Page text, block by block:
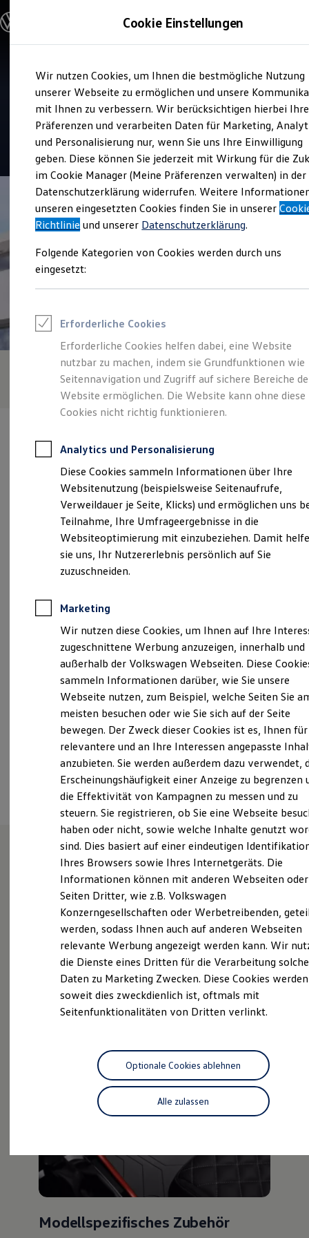
Hauptinhalt
springen
Footer
springen
Modelle und Konfigurator
Modelle vergleichen
Elektroautos
ENERGY Sondermodelle
Nutzfahrzeuge
SUV und CUV
Familienautos
Kombis
Kompaktwagen
Sportwagen
Schnell verfügbare Fahrzeuge
Angebote und Produkte
Aktuelle Angebote
E-Auto-Förderung
Volkswagen Marktplatz
Junge Gebrauchtwagen und Gebrauchtwagen
Volkswagen Zertifizierte Gebrauchtwagen
Zubehör- und Serviceangebote
Leasing
Leasing-Angebote
Gebrauchtwagen Leasing
Junge Gebrauchtwagen-Leasing
Elektroauto Leasing
Kleinwagen-Leasing
Leasing ohne Anzahlung
Finanzierung
Kfz-Versicherung
Restschuldversicherungen
Garantien
Wartungsverträge
Geschäftskunden
Professional Class bei Volkswagen
Großkunden
Behörden
Direktkunden
Sonderfahrzeuge
Anpfiff zum Gewinn
Elektroautos
ID. Tutorials
Elektrofahrzeugkonzepte
Reichweite
Reichweite der ID. Modelle
Reichweite im Winter
Laden
Laden unterwegs
Laden Zuhause
Ladestationen finden
Ladezeitensimulator
Batterie
Sicherheit
Garantie und Lebensdauer
Nachhaltigkeit
Technologie
Kosten und Kauf
Verbrauchskosten
Kaufoptionen
E-Auto-Förderung
Software und Konnektivität
ID. Software Versionen und Updates
Digitale Extras
Schnittstellen zu Ihrem ID.
Hybridautos
Marke und Erlebnis
Volkswagen R und R Experience
R-Modelle
Driving Experience
Volkswagen entdecken
Lifestyle Shop
T-Roc Kollektion
Golf Kollektion
ID. Kollektion
Volkswagen Kollektion
R-Kollektion
#wedriveproud
Besitzer und Service
myVolkswagen
Software Updates
Inspektion und HU/AU
Service
Autohaus Fink GmbH & Co.
KG
GmbH & Co. KG(Impressum & Rechtliches)
info@audi-hersfeld.de
+49 6621 50110
Montag Freitag 07:30 18:00
Samstag
08:00-13:00 Uhr
Sonntag
Geschlossen
Ansprechpartner
Unsere Leistungenim
Überblick
Service
Service,Teile&
Modellspezifisches Zubehör
Cookie Einstellungen
Wir nutzen Cookies, um Ihnen die bestmögliche Nutzung
unserer Webseite zu ermöglichen und unsere
mit Ihnen zu verbessern. Wir berücksichtigen hierbei Ihre
Präferenzen und verarbeiten Daten für Marketing,
und Personalisierung nur, wenn Sie uns Ihre Einwilligung
geben. Diese können Sie jederzeit mit Wirkung für die
im Cookie Manager (Meine Präferenzen verwalten) in der
Datenschutzerklärung widerrufen. Weitere
unseren eingesetzten Cookies finden Sie in unserer
Richtlinie und unserer Datenschutzerklärung.
Folgende Kategorien von Cookies werden durch uns
eingesetzt:
Erforderliche Cookies
Erforderliche Cookies helfen dabei, eine Website
nutzbar zu machen, indem sie Grundfunktionen wie
Seitennavigation und Zugriff auf sichere Bereiche
Website ermöglichen. Die Website kann ohne diese
Cookies nicht richtig funktionieren.
Analytics und Personalisierung
Diese Cookies sammeln Informationen über Ihre
Websitenutzung (beispielsweise Seitenaufrufe,
Verweildauer je Seite, Klicks) und ermöglichen uns
Teilnahme, Ihre Umfrageergebnisse in die
Websiteoptimierung mit einzubeziehen. Damit
sie uns, Ihr Nutzererlebnis persönlich auf Sie
zuzuschneiden.
Marketing
Wir nutzen diese Cookies, um Ihnen auf Ihre
zugeschnittene Werbung anzuzeigen, innerhalb und
außerhalb der Volkswagen Webseiten. Diese
sammeln Informationen darüber, wie Sie unsere
Webseite nutzen, zum Beispiel, welche Seiten Sie
meisten besuchen oder wie Sie sich auf der Seite
bewegen. Der Zweck dieser Cookies ist es, Ihnen für
relevantere und an Ihre Interessen angepasste
anzubieten. Sie werden außerdem dazu verwendet,
Erscheinungshäufigkeit einer Anzeige zu begrenzen
die Effektivität von Kampagnen zu messen und zu
steuern. Sie registrieren, ob Sie eine Webseite
haben oder nicht, sowie welche Inhalte genutzt
sind. Dies basiert auf einer eindeutigen
Ihres Browsers sowie Ihres Internetgeräts. Die
Informationen können mit anderen Webseiten oder
Seiten Dritter, wie z.B. Volkswagen
Konzerngesellschaften oder Werbetreibenden,
werden, sodass Ihnen auch auf anderen Webseiten
relevante Werbung angezeigt werden kann. Wir
die Dienste eines Dritten für die Verarbeitung
Daten zu Marketing Zwecken. Diese Cookies
soweit dies zweckdienlich ist, oftmals mit
Seitenfunktionalitäten von Dritten verlinkt.
Alle zulassen
Optionale Cookies ablehnen